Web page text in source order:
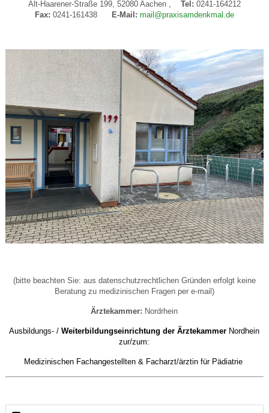
Alt-Haarener-Straße 199, 52080 Aachen , Tel: 0241-164212
Fax: 0241-161438 E-Mail: mail@praxisamdenkmal.de
(bitte beachten Sie: aus datenschutzrechtlichen Gründen erfolgt keine
Beratung zu medizinischen Fragen per e-mail)
Ärztekammer: Nordrhein
Ausbildungs- /Weiterbildungseinrichtung der Ärztekammer Nordhein
zur/zum:
Medizinischen Fachangestellten & Facharzt/ärztin für Pädiatrie